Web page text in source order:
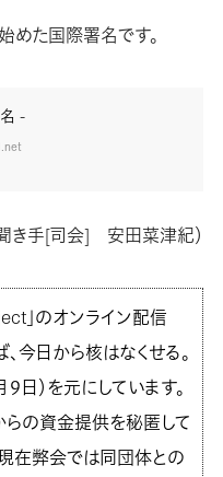
めた国際署名です。
-
き手[司会] 安田菜津紀）
」のオンライン配信
今日から核はなくせる。
日）を元にしています。
の資金提供を秘匿して
在弊会では同団体との